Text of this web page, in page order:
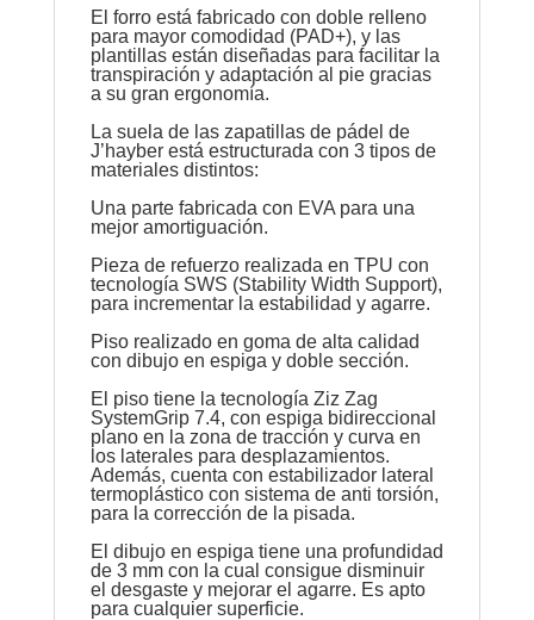
El forro está fabricado con doble relleno
para mayor comodidad (PAD+), y las
plantillas están diseñadas para facilitar la
transpiración y adaptación al pie gracias
a su gran ergonomía.
La suela de las zapatillas de pádel de
J’hayber está estructurada con 3 tipos de
materiales distintos:
Una parte fabricada con EVA para una
mejor amortiguación.
Pieza de refuerzo realizada en TPU con
tecnología SWS (Stability Width Support),
para incrementar la estabilidad y agarre.
Piso realizado en goma de alta calidad
con dibujo en espiga y doble sección.
El piso tiene la tecnología Ziz Zag
SystemGrip 7.4, con espiga bidireccional
plano en la zona de tracción y curva en
los laterales para desplazamientos.
Además, cuenta con estabilizador lateral
termoplástico con sistema de anti torsión,
para la corrección de la pisada.
El dibujo en espiga tiene una profundidad
de 3 mm con la cual consigue disminuir
el desgaste y mejorar el agarre. Es apto
para cualquier superficie.